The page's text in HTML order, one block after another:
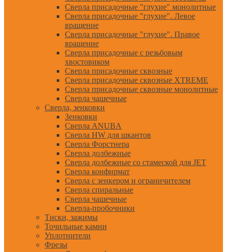
Сверла присадочные "глухие" монолитные
Сверла присадочные "глухие". Левое
вращение
Сверла присадочные "глухие". Правое
вращение
Сверла присадочные с резьбовым
хвостовиком
Сверла присадочные сквозные
Сверла присадочные сквозные XTREME
Сверла присадочные сквозные монолитные
Сверла чашечные
Сверла, зенковки
Зенковки
Сверла ANUBA
Сверла HW для шкантов
Сверла Форстнера
Сверла долбежные
Сверла долбежные со стамеской для JET
Сверла конфирмат
Сверла с зенкером и ограничителем
Сверла спиральные
Сверла чашечные
Сверла-пробочники
Тиски, зажимы
Точильные камни
Уплотнители
Фрезы